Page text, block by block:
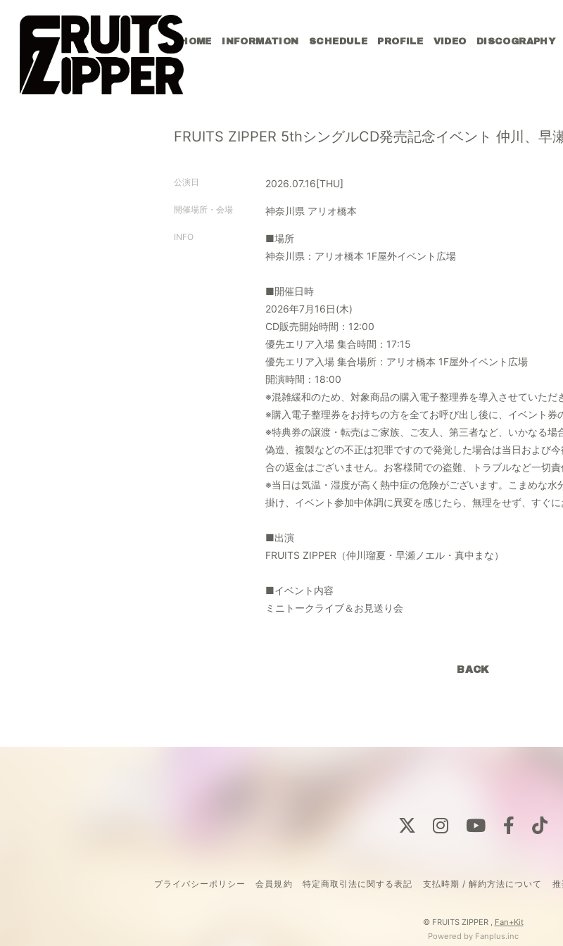
HOME INFORMATION SCHEDULE PROFILE VIDEO DISCOGRAPHY
FRUITS ZIPPER 5thシングルCD発売記念イベント 仲川、早
公演日 2026.07.16[THU]
開催場所・会場 神奈川県 アリオ橋本
INFO
■場所
神奈川県：アリオ橋本 1F屋外イベント広場
■開催日時
2026年7月16日(木)
CD販売開始時間：12:00
優先エリア入場 集合時間：17:15
優先エリア入場 集合場所：アリオ橋本 1F屋外イベント広場
開演時間：18:00
※混雑緩和のため、対象商品の購入電子整理券を導入させていただ
※購入電子整理券をお持ちの方を全てお呼び出し後に、イベント券
※特典券の譲渡・転売はご家族、ご友人、第三者など、いかなる
偽造、複製などの不正は犯罪ですので発覚した場合は当日および
合の返金はございません。お客様間での盗難、トラブルなど一切責
※当日は気温・湿度が高く熱中症の危険がございます。こまめな
掛け、イベント参加中体調に異変を感じたら、無理をせず、すぐ
■出演
FRUITS ZIPPER（仲川瑠夏・早瀬ノエル・真中まな）
■イベント内容
ミニトークライブ＆お見送り会
BACK
プライバシーポリシー 会員規約 特定商取引法に関する表記 支払時期 / 解約方法について
© FRUITS ZIPPER , Fan+Kit
Powered by Fanplus.inc